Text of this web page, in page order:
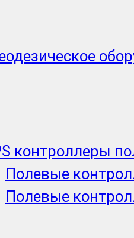
контроллеры
Полевые
Полевые